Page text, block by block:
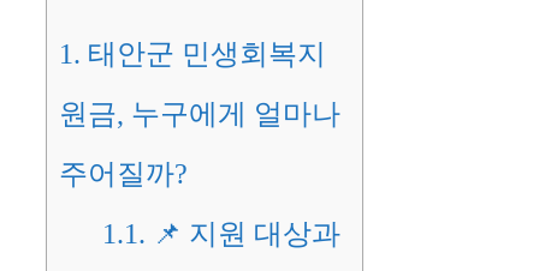
1. 태안군 민생회복지
원금, 누구에게 얼마나
주어질까?
1.1. 📌 지원 대상과